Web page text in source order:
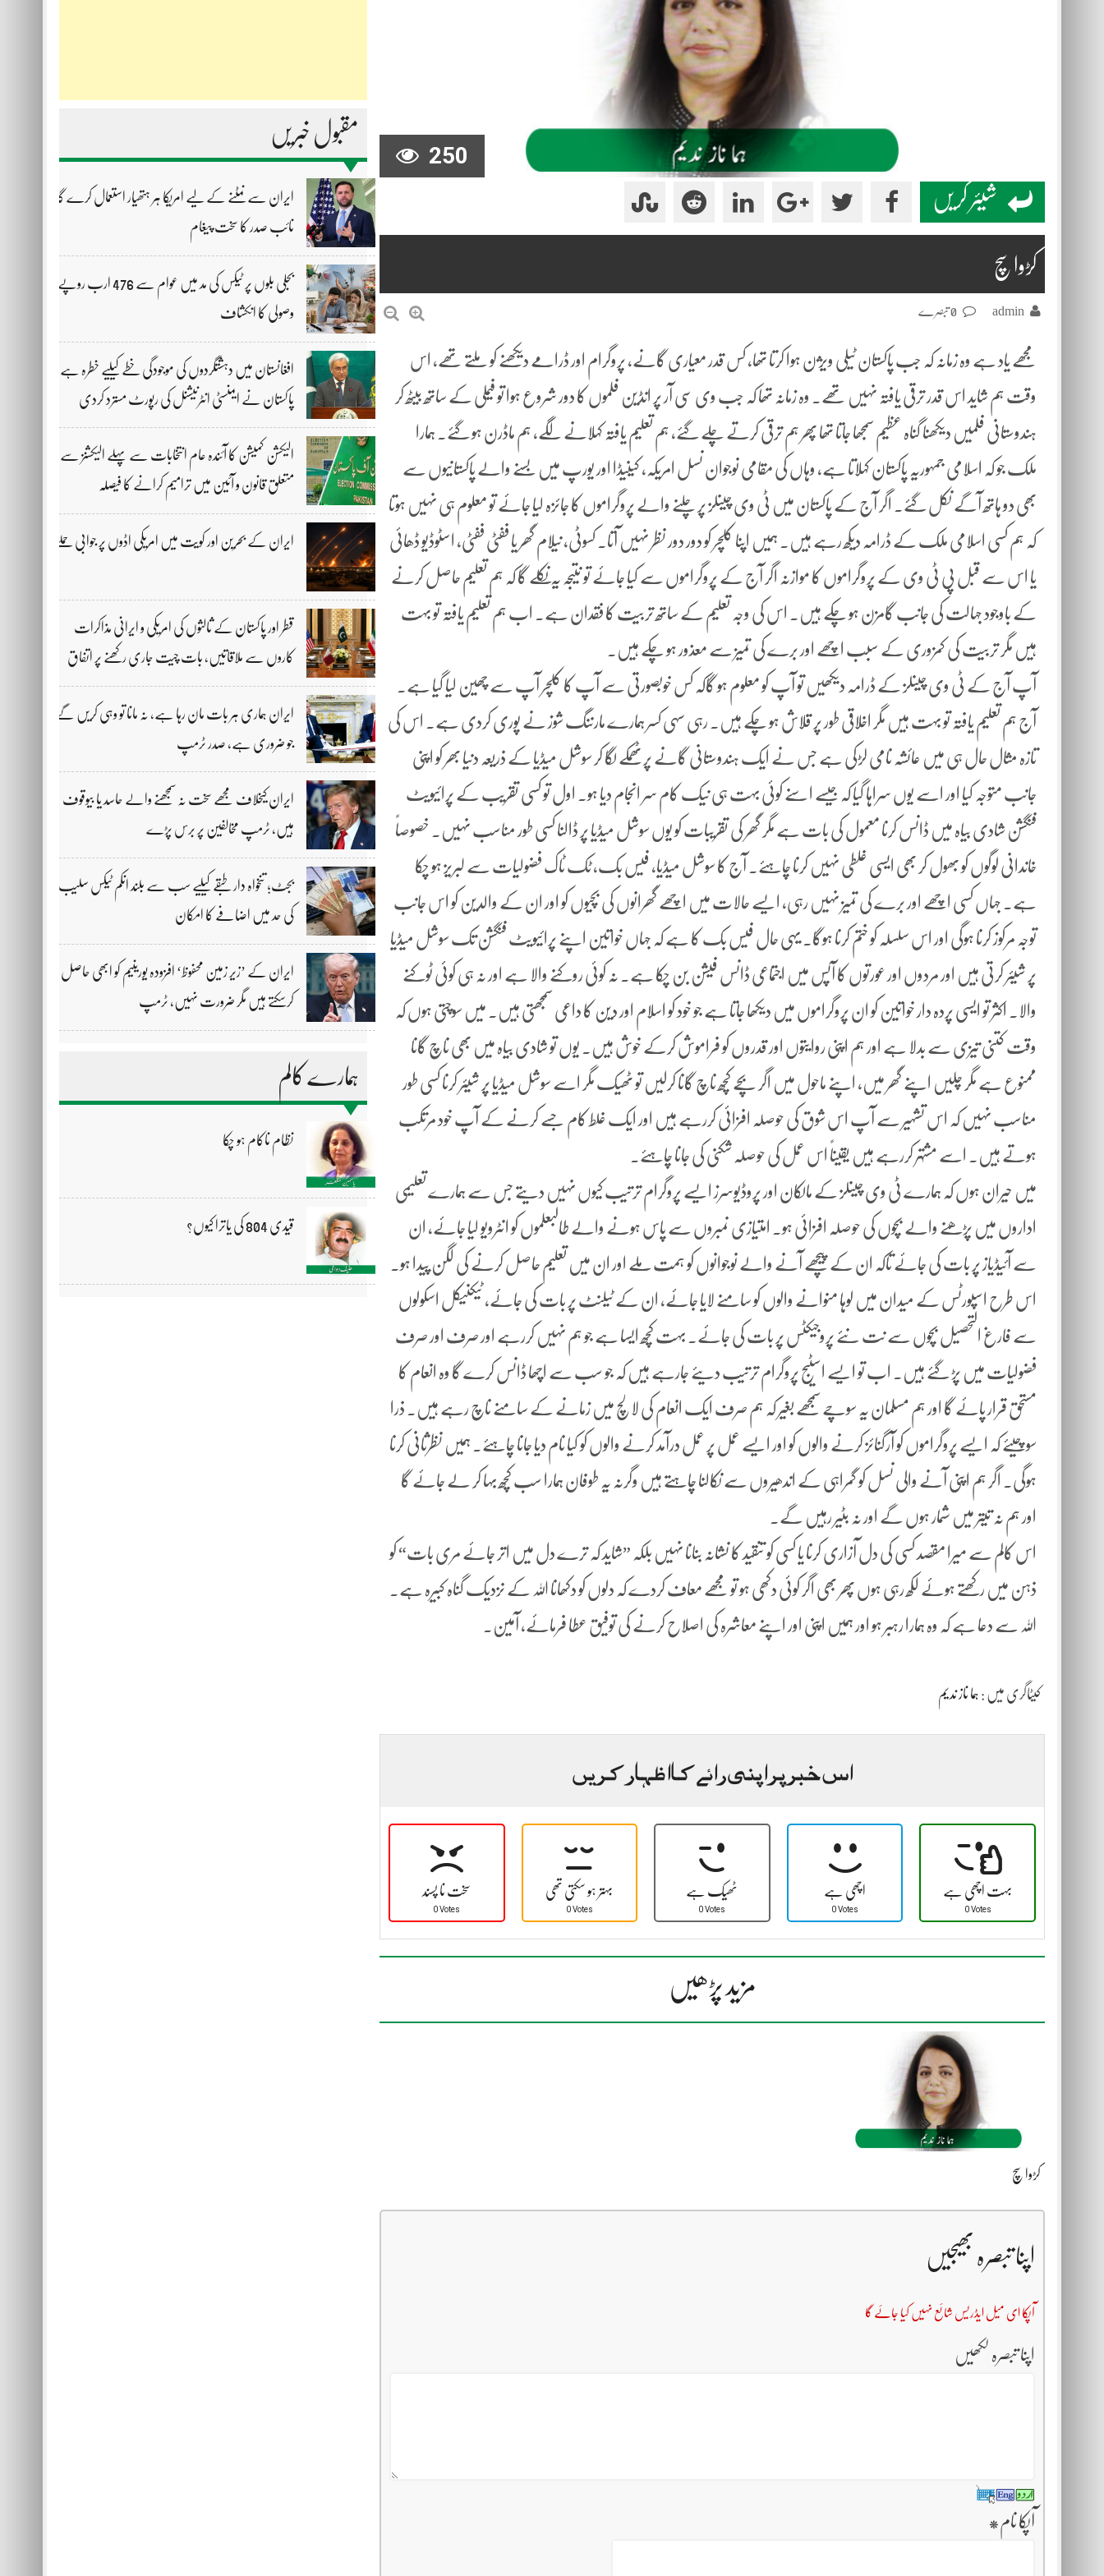
مقبول خبریں
ایران سے نمٹنے کے لیے امریکا ہر ہتھیار استعمال کرے گا،
نائب صدر کا سخت پیغام
بجلی بلوں پر ٹیکس کی مد میں عوام سے 476 ارب روپے
وصولی کا انکشاف
افغانستان میں دہشتگردوں کی موجودگی خطے کیلیے خطرہ ہے،
پاکستان نے ایمنسٹی انٹرنیشنل کی رپورٹ مسترد کردی
الیکشن کمیشن کا آئندہ عام انتخابات سے پہلے الیکشنز سے
متعلق قانون و آئین میں ترامیم کرانے کا فیصلہ
ایران کے بحرین اور کویت میں امریکی اڈوں پر جوابی حملے
قطر اور پاکستان کے ثالثوں کی امریکی و ایرانی مذاکرات
کاروں سے ملاقاتیں، بات چیت جاری رکھنے پر اتفاق
ایران ہماری ہر بات مان رہا ہے، نہ مانا تو وہی کریں گے
جو ضروری ہے، صدر ٹرمپ
ایران کیخلاف مجھے سخت نہ سمجھنے والے حاسد یا بیوقوف
ہیں، ٹرمپ مخالفین پر برس پڑے
بجٹ؛ تنخواہ دار طبقے کیلیے سب سے بلند انکم ٹیکس سلیب
کی حد میں اضافے کا امکان
ایران کے ’زیر زمین محفوظ‘ افزودہ یورینیم کو ابھی حاصل
کرسکتے ہیں مگر ضرورت نہیں، ٹرمپ
ہمارے کالم
نظام ناکام ہو چکا
قیدی 804 کی یاترا کیوں؟
250
شیئر کریں
کڑوا سچ
admin
مجھے یاد ہے وہ زمانہ کہ جب پاکستان ٹیلی ویژن ہوا کرتا تھا، کس قدر معیاری گانے، پروگرام اور ڈرامے دیکھنے کو ملتے تھے، اس
وقت ہم شاید اس قدر ترقی یافتہ نہیں تھے۔ وہ زمانہ تھا کہ جب وی سی آر پر انڈین فلموں کا دور شروع ہوا تو فیملی کے ساتھ بیٹھ کر
ہندوستانی فلمیں دیکھنا گناہ عظیم سمجھا جاتا تھا پھر ہم ترقی کرتے چلے گئے، ہم تعلیم یافتہ کہلانے لگے، ہم ماڈرن ہو گئے۔ ہمارا
ملک جو کہ اسلامی جمہوریہ پاکستان کہلاتا ہے، وہاں کی مقامی نوجوان نسل امریکہ، کینیڈا اور یورپ میں بسنے والے پاکستانیوں سے
بھی دو ہاتھ آگے نکل گئے۔ اگر آج کے پاکستان میں ٹی وی چینلز پر چلنے والے پروگراموں کا جائزہ لیا جائے تو معلوم ہی نہیں ہوتا
کہ ہم کسی اسلامی ملک کے ڈرامہ دیکھ رہے ہیں۔ ہمیں اپنا کلچر کو دور دور نظر نہیں آتا۔ کسوٹی، نیلام گھر یا ففٹی ففٹی، اسٹوڈیو ڈھائی
یا اس سے قبل پی ٹی وی کے پروگراموں کا موازنہ اگر آج کے پروگراموں سے کیا جائے تو نتیجہ یہ نکلے گا کہ ہم تعلیم حاصل کرنے
کے باوجود جہالت کی جانب گامزن ہو چکے ہیں۔ اس کی وجہ تعلیم کے ساتھ تربیت کا فقدان ہے۔ اب ہم تعلیم یافتہ تو بہت
ہیں مگر تربیت کی کمزوری کے سبب اچھے اور برے کی تمیز سے معذور ہو چکے ہیں۔
آپ آج کے ٹی وی چینلز کے ڈرامہ دیکھیں تو آپ کو معلوم ہو گاکہ کس خوبصورتی سے آپ کا کلچر آپ سے چھین لیا گیا ہے۔
آج ہم تعلیم یافتہ تو بہت ہیں مگر اخلاقی طور پر قلاش ہو چکے ہیں۔ رہی سہی کسر ہمارے مارننگ شوز نے پوری کردی ہے۔ اس کی
تازہ مثال حال ہی میں عائشہ نامی لڑکی ہے جس نے ایک ہندوستانی گانے پر ٹھمکے لگا کر سوشل میڈیا کے ذریعہ دنیا بھر کو اپنی
جانب متوجہ کیا اور اسے یوں سراہا گیا کہ جیسے ا سنے کوئی بہت ہی نیک کام سر انجام دیا ہو۔ اول تو کسی تقریب کے پرائیویٹ
فنگشن شادی بیاہ میں ڈانس کرنا معمول کی بات ہے مگر گھر کی تقریبات کو یوں سوشل میڈیا پر ڈالنا کسی طور مناسب نہیں۔ خصوصاً
خاندانی لوگوں کو بھول کر بھی ایسی غلطی نہیں کرنا چاہئے۔ آج کا سوشل میڈیا، فیس بک، ٹک ٹاک فضولیات سے لبریز ہو چکا
ہے۔ جہاں کسی اچھے اور برے کی تمیز نہیں رہی، ایسے حالات میں اچھے گھرانوں کی بچیوں کو اور ان کے والدین کو اس جانب
توجہ مرکوز کرنا ہوگی اور اس سلسلہ کو ختم کرنا ہوگا۔ یہی حال فیس بک کا ہے کہ جہاں خواتین اپنے پرائیویٹ فنگشن تک سوشل میڈیا
پر شیئر کرتی ہیں اور مردوں اور عورتوں کا آپس میں اجتماعی ڈانس فیشن بن چکا ہے۔ نہ کوئی روکنے والا ہے اور نہ ہی کوئی ٹوکنے
والا۔ اکثر تو ایسی پردہ دار خواتین کو ان پروگراموں میں دیکھا جاتا ہے جو خود کو اسلام اور دین کا داعی سمجھتی ہیں۔ میں سوچتی ہوں کہ
وقت کتنی تیزی سے بدلا ہے اور ہم اپنی روایتوں اور قدروں کو فراموش کرکے خوش ہیں۔ یوں تو شادی بیاہ میں بھی ناچ گانا
ممنوع ہے مگر چلیں اپنے گھر میں، اپنے ماحول میں اگر بچے کچھ ناچ گانا کرلیں تو ٹھیک مگر اسے سوشل میڈیا پر شیئر کرنا کسی طور
مناسب نہیں کہ اس تشہیر سے آپ اس شوق کی حوصلہ افزائی کررہے ہیں اور ایک غلط کام جسے کرنے کے آپ خود مرتکب
ہوتے ہیں۔ اسے مشتہر کررہے ہیں یقیناً اس عمل کی حوصلہ شکنی کی جانا چاہئے۔
میں حیران ہوں کہ ہمارے ٹی وی چینلز کے مالکان اور پروڈیوسرز ایسے پروگرام ترتیب کیوں نہیں دیتے جس سے ہمارے تعلیمی
اداروں میں پڑھنے والے بچوں کی حوصلہ افزائی ہو۔ امتیازی نمبروں سے پاس ہونے والے طالبعلموں کو انٹرویو لیا جائے، ان
سے آئیڈیاز پر بات کی جائے تاکہ ان کے پیچھے آنے والے نوجوانوں کو ہمت ملے اور ان میں تعلیم حاصل کرنے کی لگن پیدا ہو۔
اس طرح اسپورٹس کے میدان میں لوہا منوانے والوں کو سامنے لایا جائے، ان کے ٹیلنٹ پر بات کی جائے، ٹیکنیکل اسکولوں
سے فارغ التحصیل بچوں سے نت نئے پروجیکٹس پر بات کی جائے۔ بہت کچھ ایسا ہے جو ہم نہیں کررہے اور صرف اور صرف
فضولیات میں پڑ گئے ہیں۔ اب تو ایسے اسٹیج پروگرام ترتیب دیئے جارہے ہیں کہ جو سب سے اچھا ڈانس کرے گا وہ انعام کا
مستحق قرار پائے گا اور ہم مسلمان یہ سوچے سمجھے بغیر کہ ہم صرف ایک انعام کی لالچ میں زمانے کے سامنے ناچ رہے ہیں۔ ذرا
سوچیئے کہ ایسے پروگراموں کو آرگنائز کرنے والوں کو اور ایسے عمل پر عمل درآمد کرنے والوں کو کیا نام دیا جانا چاہئے۔ ہمیں نظرثانی کرنا
ہوگی۔ اگر ہم اپنی آنے والی نسل کو گمراہی کے اندھیروں سے نکالنا چاہتے ہیں وگرنہ یہ طوفان ہمارا سب کچھ بہا کر لے جائے گا
اور ہم نہ تیتر میں شمار ہوں گے اور نہ بٹیر رہیں گے۔
اس کالم سے میرا مقصد کسی کی دل آزاری کرنا یا کسی کو تنقید کا نشانہ بنانا نہیں بلکہ ”شاید کہ ترے دل میں اتر جائے مری بات“ کو
ذہن میں رکھتے ہوئے لکھ رہی ہوں پھر بھی اگر کوئی دکھی ہو تو مجھے معاف کردے کہ دلوں کو دکھانا اللہ کے نزدیک گناہ کبیرہ ہے۔
اللہ سے دعا ہے کہ وہ ہمارا رہبر ہو اور ہمیں اپنی اور اپنے معاشرہ کی اصلاح کرنے کی توفیق عطا فرمائے، آمین۔
کیٹاگری میں : ہما ناز ندیم
اس خبر پر اپنی رائے کا اظہار کریں
سخت نا پسند
0 Votes
بہتر ہو سکتی تھی
0 Votes
ٹھیک ہے
0 Votes
اچھی ہے
0 Votes
بہت اچھی ہے
0 Votes
مزید پڑھیں
کڑوا سچ
اپنا تبصرہ بھیجیں
آپکا ای میل ایڈریس شائع نہیں کیا جائے گا
اپنا تبصرہ لکھیں
آپکا نام *